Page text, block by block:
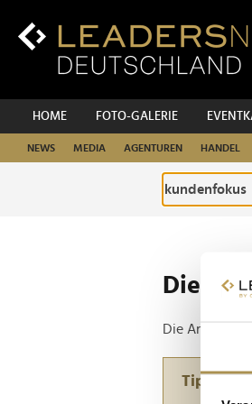
Inhalt
HOME FOTO-GALERIE
NEWS MEDIA AGENTUREN HANDEL
Die
Die Anfrage
Tipp